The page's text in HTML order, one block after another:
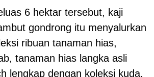
6 hektar tersebut, kaji
gondrong itu menyalurkan
ribuan tanaman hias,
tanaman hias langka asli
lengkap dengan koleksi kuda.